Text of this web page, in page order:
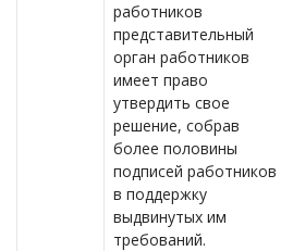
работников
представительный
орган работников
имеет право
утвердить свое
решение, собрав
более половины
подписей работников
в поддержку
выдвинутых им
требований.